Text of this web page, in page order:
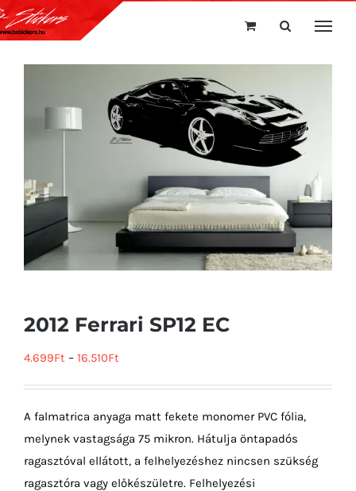
Kihagyás
2012 Ferrari SP12 EC
4.699Ft – 16.510Ft
A falmatrica anyaga matt fekete monomer PVC fólia,
melynek vastagsága 75 mikron. Hátulja öntapadós
ragasztóval ellátott, a felhelyezéshez nincsen szükség
ragasztóra vagy előkészületre. Felhelyezési